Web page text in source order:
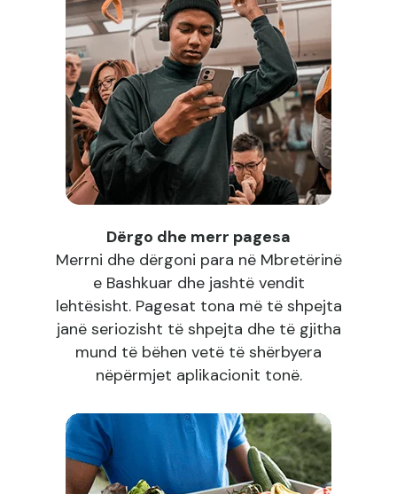
Dërgo dhe merr pagesa
Merrni dhe dërgoni para në Mbretërinë
e Bashkuar dhe jashtë vendit
lehtësisht. Pagesat tona më të shpejta
janë seriozisht të shpejta dhe të gjitha
mund të bëhen vetë të shërbyera
nëpërmjet aplikacionit tonë.